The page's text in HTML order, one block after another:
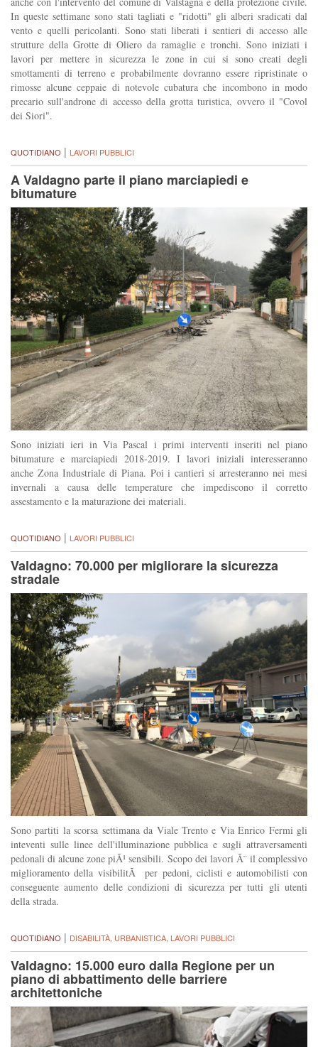
In queste settimane sono stati tagliati e "ridotti" gli alberi sradicati dal
vento e quelli pericolanti. Sono stati liberati i sentieri di accesso alle
strutture della Grotte di Oliero da ramaglie e tronchi. Sono iniziati i
lavori per mettere in sicurezza le zone in cui si sono creati degli
smottamenti di terreno e probabilmente dovranno essere ripristinate o
rimosse alcune ceppaie di notevole cubatura che incombono in modo
precario sull'androne di accesso della grotta turistica, ovvero il "Covol
dei Siori".
QUOTIDIANO | LAVORI PUBBLICI
A Valdagno parte il piano marciapiedi e
bitumature
Sono iniziati ieri in Via Pascal i primi interventi inseriti nel piano
bitumature e marciapiedi 2018-2019. I lavori iniziali interesseranno
anche Zona Industriale di Piana. Poi i cantieri si arresteranno nei mesi
invernali a causa delle temperature che impediscono il corretto
assestamento e la maturazione dei materiali.
QUOTIDIANO | LAVORI PUBBLICI
Valdagno: 70.000 per migliorare la sicurezza
stradale
Sono partiti la scorsa settimana da Viale Trento e Via Enrico Fermi gli
inteventi sulle linee dell'illuminazione pubblica e sugli attraversamenti
pedonali di alcune zone piÃ¹ sensibili. Scopo dei lavori Ã¨ il complessivo
miglioramento della visibilitÃ per pedoni, ciclisti e automobilisti con
conseguente aumento delle condizioni di sicurezza per tutti gli utenti
della strada.
QUOTIDIANO | DISABILITÀ URBANISTICA LAVORI PUBBLICI
Valdagno: 15.000 euro dalla Regione per un
piano di abbattimento delle barriere
architettoniche